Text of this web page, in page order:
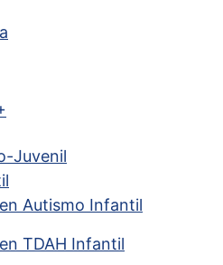
Juvenil
Autismo Infantil
TDAH Infantil